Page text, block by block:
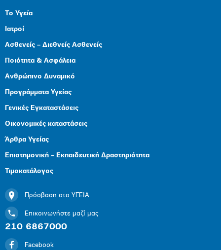
Το Υγεία
Ιατροί
Ασθενείς – Διεθνείς Ασθενείς
Ποιότητα & Ασφάλεια
Ανθρώπινο Δυναμικό
Προγράμματα Υγείας
Γενικές Εγκαταστάσεις
Οικονομικές καταστάσεις
Άρθρα Υγείας
Επιστημονική – Εκπαιδευτική Δραστηριότητα
Τιμοκατάλογος
Πρόσβαση στο ΥΓΕΙΑ
Επικοινωνήστε μαζί μας
210 6867000
Facebook